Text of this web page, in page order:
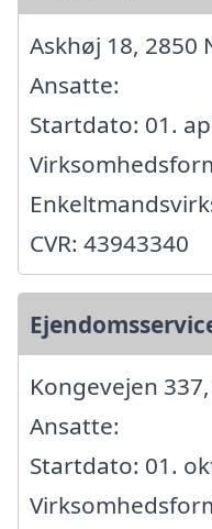
Askhøj 18, 2850
Ansatte:
Startdato: 01.
CVR: 43943340
Kongevejen
Ansatte:
Startdato: 01.